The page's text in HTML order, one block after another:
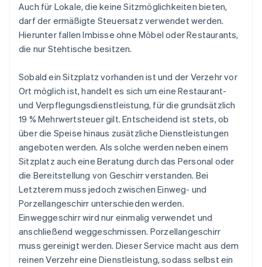
Auch für Lokale, die keine Sitzmöglichkeiten bieten,
darf der ermäßigte Steuersatz verwendet werden.
Hierunter fallen Imbisse ohne Möbel oder Restaurants,
die nur Stehtische besitzen.
Sobald ein Sitzplatz vorhanden ist und der Verzehr vor
Ort möglich ist, handelt es sich um eine Restaurant-
und Verpflegungsdienstleistung, für die grundsätzlich
19 % Mehrwertsteuer gilt. Entscheidend ist stets, ob
über die Speise hinaus zusätzliche Dienstleistungen
angeboten werden. Als solche werden neben einem
Sitzplatz auch eine Beratung durch das Personal oder
die Bereitstellung von Geschirr verstanden. Bei
Letzterem muss jedoch zwischen Einweg- und
Porzellangeschirr unterschieden werden.
Einweggeschirr wird nur einmalig verwendet und
anschließend weggeschmissen. Porzellangeschirr
muss gereinigt werden. Dieser Service macht aus dem
reinen Verzehr eine Dienstleistung, sodass selbst ein